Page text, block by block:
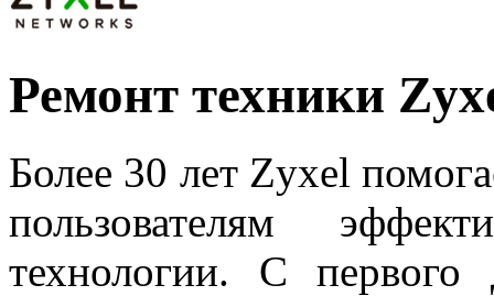
Ремонт техники
Более 30 лет Zyxel
пользователям
технологии. С